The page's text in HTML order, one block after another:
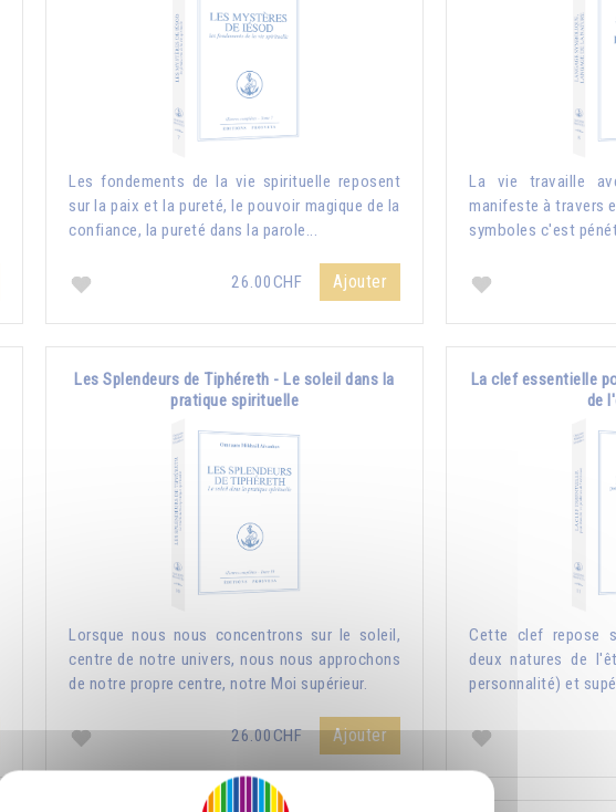
Les fondements de la vie spirituelle reposent
sur la paix et la pureté, le pouvoir magique de la
confiance, la pureté dans la parole...
26.00CHF Ajouter
La vie travaille
manifeste à travers
symboles c'est
Les Splendeurs de Tiphéreth - Le soleil dans la
pratique spirituelle
Lorsque nous nous concentrons sur le soleil,
centre de notre univers, nous nous approchons
de notre propre centre, notre Moi supérieur.
26.00CHF Ajouter
La clef essentielle
de
Cette clef repose
deux natures de
personnalité) et